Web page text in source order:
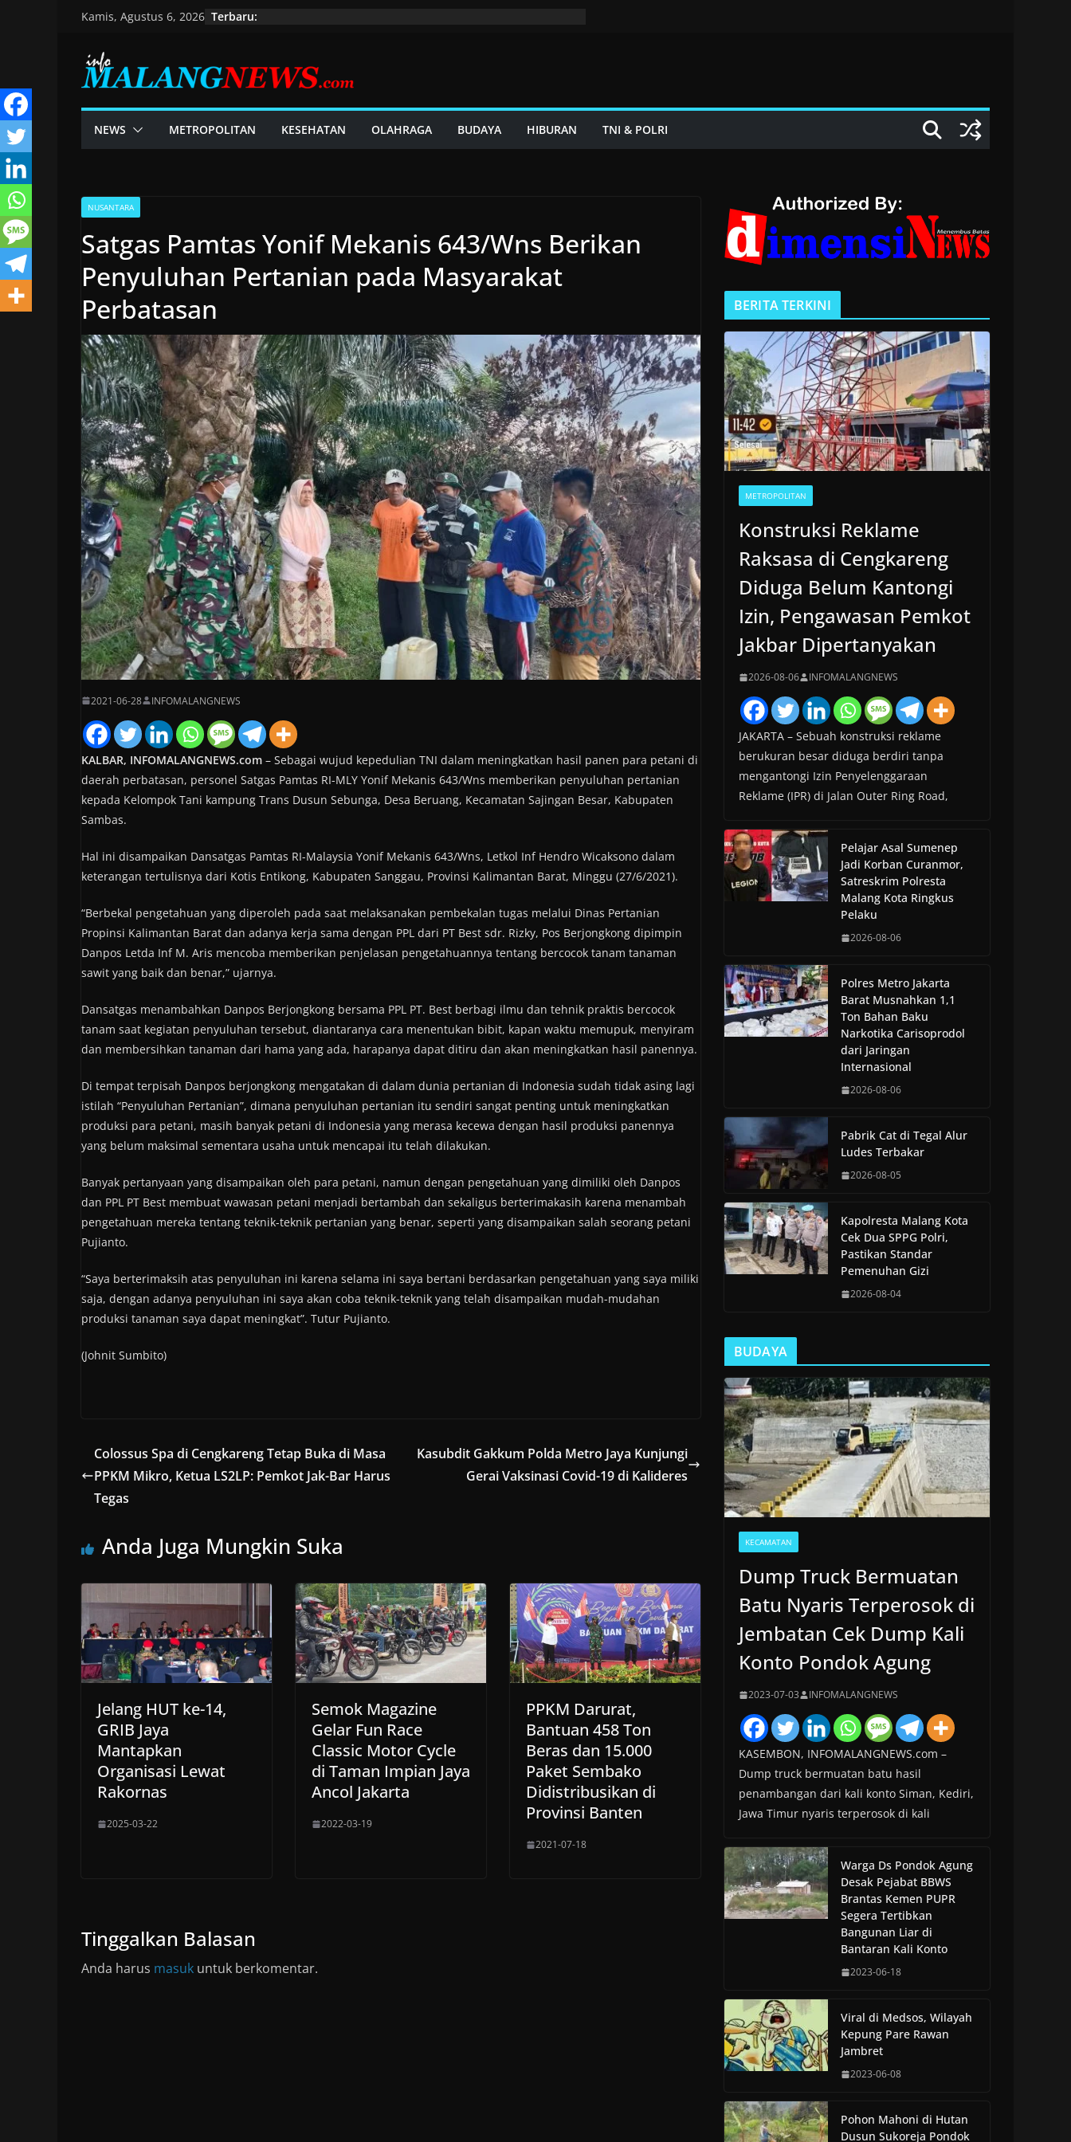
content
Kamis, Agustus 6, 2026 Terbaru:
NEWS METROPOLITAN KESEHATAN OLAHRAGA BUDAYA HIBURAN TNI & POLRI
NUSANTARA
Satgas Pamtas Yonif Mekanis 643/Wns Berikan
Penyuluhan Pertanian pada Masyarakat
Perbatasan
2021-06-28 INFOMALANGNEWS
KALBAR, INFOMALANGNEWS.com – Sebagai wujud kepedulian TNI dalam meningkatkan hasil panen para petani di
daerah perbatasan, personel Satgas Pamtas RI-MLY Yonif Mekanis 643/Wns memberikan penyuluhan pertanian
kepada Kelompok Tani kampung Trans Dusun Sebunga, Desa Beruang, Kecamatan Sajingan Besar, Kabupaten
Sambas.
Hal ini disampaikan Dansatgas Pamtas RI-Malaysia Yonif Mekanis 643/Wns, Letkol Inf Hendro Wicaksono dalam
keterangan tertulisnya dari Kotis Entikong, Kabupaten Sanggau, Provinsi Kalimantan Barat, Minggu (27/6/2021).
“Berbekal pengetahuan yang diperoleh pada saat melaksanakan pembekalan tugas melalui Dinas Pertanian
Propinsi Kalimantan Barat dan adanya kerja sama dengan PPL dari PT Best sdr. Rizky, Pos Berjongkong dipimpin
Danpos Letda Inf M. Aris mencoba memberikan penjelasan pengetahuannya tentang bercocok tanam tanaman
sawit yang baik dan benar,” ujarnya.
Dansatgas menambahkan Danpos Berjongkong bersama PPL PT. Best berbagi ilmu dan tehnik praktis bercocok
tanam saat kegiatan penyuluhan tersebut, diantaranya cara menentukan bibit, kapan waktu memupuk, menyiram
dan membersihkan tanaman dari hama yang ada, harapanya dapat ditiru dan akan meningkatkan hasil panennya.
Di tempat terpisah Danpos berjongkong mengatakan di dalam dunia pertanian di Indonesia sudah tidak asing lagi
istilah “Penyuluhan Pertanian”, dimana penyuluhan pertanian itu sendiri sangat penting untuk meningkatkan
produksi para petani, masih banyak petani di Indonesia yang merasa kecewa dengan hasil produksi panennya
yang belum maksimal sementara usaha untuk mencapai itu telah dilakukan.
Banyak pertanyaan yang disampaikan oleh para petani, namun dengan pengetahuan yang dimiliki oleh Danpos
dan PPL PT Best membuat wawasan petani menjadi bertambah dan sekaligus berterimakasih karena menambah
pengetahuan mereka tentang teknik-teknik pertanian yang benar, seperti yang disampaikan salah seorang petani
Pujianto.
“Saya berterimaksih atas penyuluhan ini karena selama ini saya bertani berdasarkan pengetahuan yang saya miliki
saja, dengan adanya penyuluhan ini saya akan coba teknik-teknik yang telah disampaikan mudah-mudahan
produksi tanaman saya dapat meningkat”. Tutur Pujianto.
(Johnit Sumbito)
Colossus Spa di Cengkareng Tetap Buka di Masa
PPKM Mikro, Ketua LS2LP: Pemkot Jak-Bar Harus
Tegas
Kasubdit Gakkum Polda Metro Jaya Kunjungi
Gerai Vaksinasi Covid-19 di Kalideres
Anda Juga Mungkin Suka
Jelang HUT ke-14,
GRIB Jaya
Mantapkan
Organisasi Lewat
Rakornas
2025-03-22
Semok Magazine
Gelar Fun Race
Classic Motor Cycle
di Taman Impian Jaya
Ancol Jakarta
2022-03-19
PPKM Darurat,
Bantuan 458 Ton
Beras dan 15.000
Paket Sembako
Didistribusikan di
Provinsi Banten
2021-07-18
Tinggalkan Balasan
Anda harus masuk untuk berkomentar.
BERITA TERKINI
METROPOLITAN
Konstruksi Reklame
Raksasa di Cengkareng
Diduga Belum Kantongi
Izin, Pengawasan Pemkot
Jakbar Dipertanyakan
2026-08-06 INFOMALANGNEWS
JAKARTA – Sebuah konstruksi reklame
berukuran besar diduga berdiri tanpa
mengantongi Izin Penyelenggaraan
Reklame (IPR) di Jalan Outer Ring Road,
Pelajar Asal Sumenep
Jadi Korban Curanmor,
Satreskrim Polresta
Malang Kota Ringkus
Pelaku
2026-08-06
Polres Metro Jakarta
Barat Musnahkan 1,1
Ton Bahan Baku
Narkotika Carisoprodol
dari Jaringan
Internasional
2026-08-06
Pabrik Cat di Tegal Alur
Ludes Terbakar
2026-08-05
Kapolresta Malang Kota
Cek Dua SPPG Polri,
Pastikan Standar
Pemenuhan Gizi
2026-08-04
BUDAYA
KECAMATAN
Dump Truck Bermuatan
Batu Nyaris Terperosok di
Jembatan Cek Dump Kali
Konto Pondok Agung
2023-07-03 INFOMALANGNEWS
KASEMBON, INFOMALANGNEWS.com –
Dump truck bermuatan batu hasil
penambangan dari kali konto Siman, Kediri,
Jawa Timur nyaris terperosok di kali
Warga Ds Pondok Agung
Desak Pejabat BBWS
Brantas Kemen PUPR
Segera Tertibkan
Bangunan Liar di
Bantaran Kali Konto
2023-06-18
Viral di Medsos, Wilayah
Kepung Pare Rawan
Jambret
2023-06-08
Pohon Mahoni di Hutan
Dusun Sukoreja Pondok